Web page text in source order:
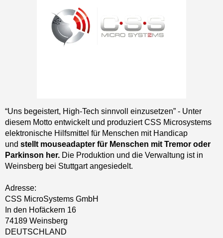
“Uns begeistert, High-Tech sinnvoll einzusetzen” - Unter
diesem Motto entwickelt und produziert CSS Microsystems
elektronische Hilfsmittel für Menschen mit Handicap
und stellt mouseadapter für Menschen mit Tremor oder
Parkinson her. Die Produktion und die Verwaltung ist in
Weinsberg bei Stuttgart angesiedelt.
Adresse:
CSS MicroSystems GmbH
In den Hofäckern 16
74189 Weinsberg
DEUTSCHLAND